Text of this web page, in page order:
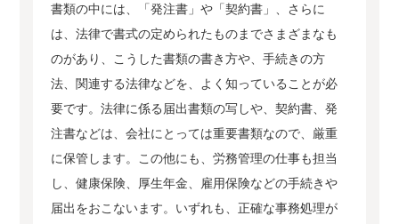
書類の中には、「発注書」や「契約書」、さらに
は、法律で書式の定められたものまでさまざまなも
のがあり、こうした書類の書き方や、手続きの方
法、関連する法律などを、よく知っていることが必
要です。法律に係る届出書類の写しや、契約書、発
注書などは、会社にとっては重要書類なので、厳重
に保管します。この他にも、労務管理の仕事も担当
し、健康保険、厚生年金、雇用保険などの手続きや
届出をおこないます。いずれも、正確な事務処理が